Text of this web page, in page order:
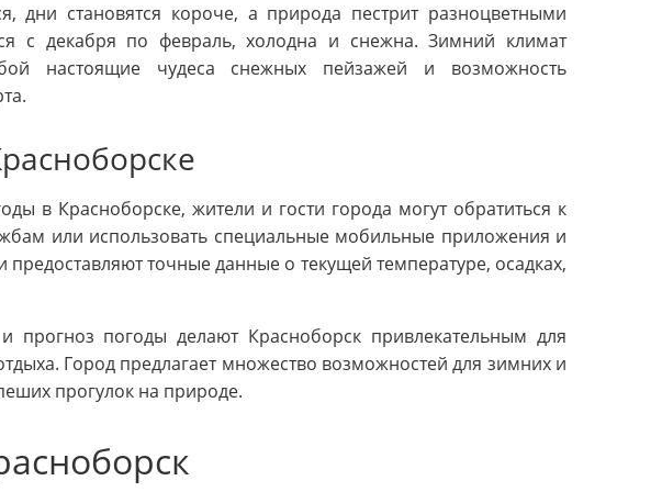
дни становятся короче, а природа пестрит разноцветными
с декабря по февраль, холодна и снежна. Зимний климат
настоящие чудеса снежных пейзажей и возможность
в Красноборске, жители и гости города могут обратиться к
или использовать специальные мобильные приложения и
точные данные о текущей температуре, осадках,
прогноз погоды делают Красноборск привлекательным для
Город предлагает множество возможностей для зимних и
прогулок на природе.